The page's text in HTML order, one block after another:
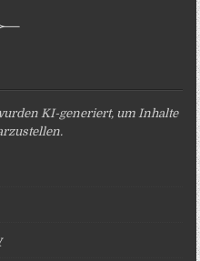
KI-generiert, um Inhalte